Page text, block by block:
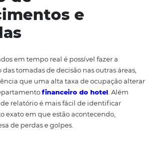
para depois analisá-los, pois os
as análises. Assim, os profissionais
por gerar essas grandes
de sua atenção, aumentando a
os processos.
de
e